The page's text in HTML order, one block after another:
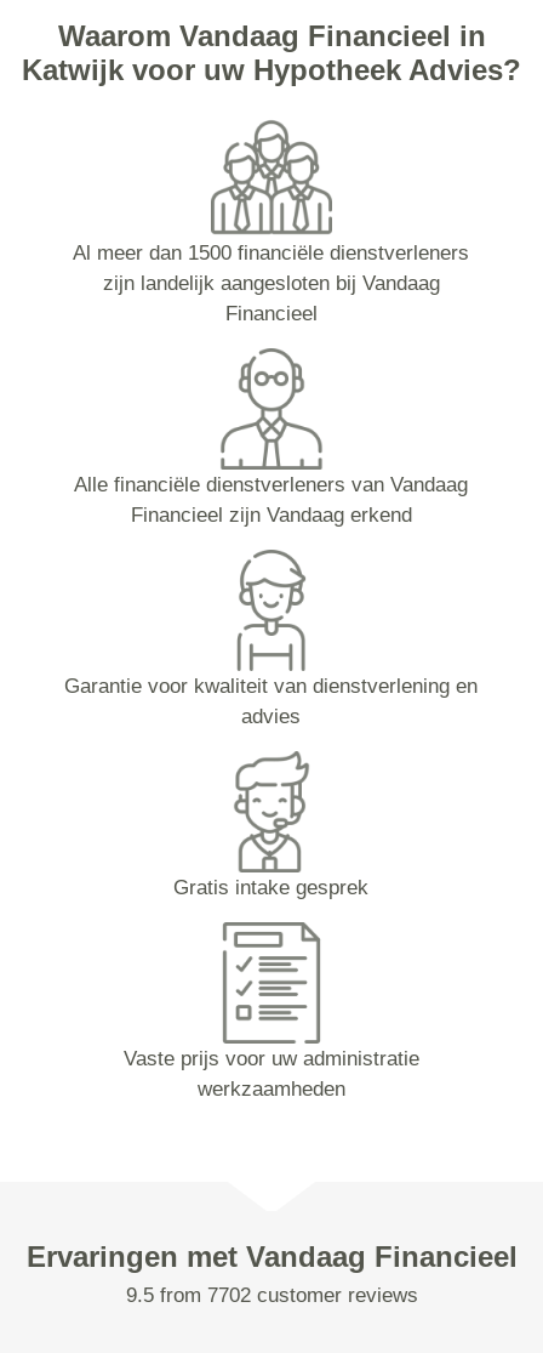
Waarom Vandaag Financieel in
Katwijk voor uw Hypotheek Advies?
Al meer dan 1500 financiële dienstverleners
zijn landelijk aangesloten bij Vandaag
Financieel
Alle financiële dienstverleners van Vandaag
Financieel zijn Vandaag erkend
Garantie voor kwaliteit van dienstverlening en
advies
Gratis intake gesprek
Vaste prijs voor uw administratie
werkzaamheden
Ervaringen met Vandaag Financieel
9.5 from 7702 customer reviews